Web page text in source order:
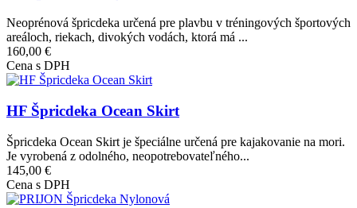
Neoprénová špricdeka určená pre plavbu v tréningových športových
areáloch, riekach, divokých vodách, ktorá má ...
160,00 €
Cena s DPH
Obrázok
HF Špricdeka Ocean Skirt
Špricdeka Ocean Skirt je špeciálne určená pre kajakovanie na mori.
Je vyrobená z odolného, neopotrebovateľného...
145,00 €
Cena s DPH
Obrázok